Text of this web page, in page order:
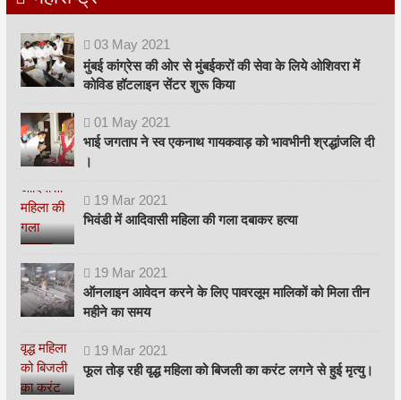
03 May 2021
मुंबई कांग्रेस की ओर से मुंबईकरों की सेवा के लिये ओशिवरा में
कोविड हॉटलाइन सेंटर शुरू किया
01 May 2021
भाई जगताप ने स्व एकनाथ गायकवाड़ को भावभीनी श्रद्धांजलि दी
।
19 Mar 2021
भिवंडी में आदिवासी महिला की गला दबाकर हत्या
19 Mar 2021
ऑनलाइन आवेदन करने के लिए पावरलूम मालिकों को मिला तीन
महीने का समय
19 Mar 2021
फूल तोड़ रही वृद्ध महिला को बिजली का करंट लगने से हुई मृत्यु।